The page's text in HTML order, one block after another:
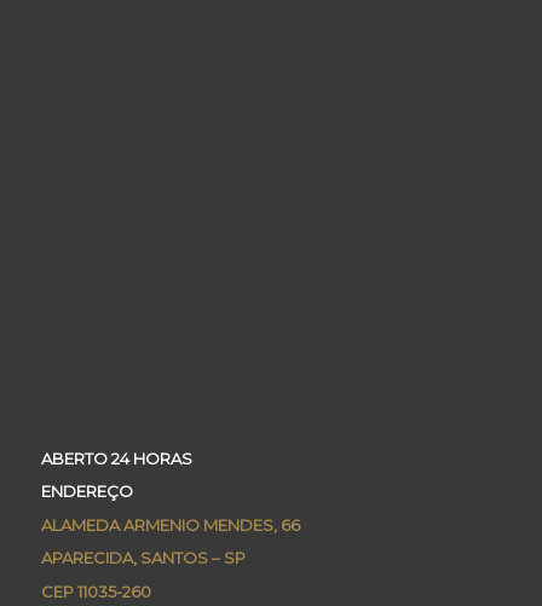
ABERTO 24 HORAS
ENDEREÇO
ALAMEDA ARMENIO MENDES, 66
APARECIDA, SANTOS – SP
CEP 11035-260